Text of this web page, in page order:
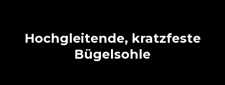
Hochgleitende, kratzfeste
Bügelsohle